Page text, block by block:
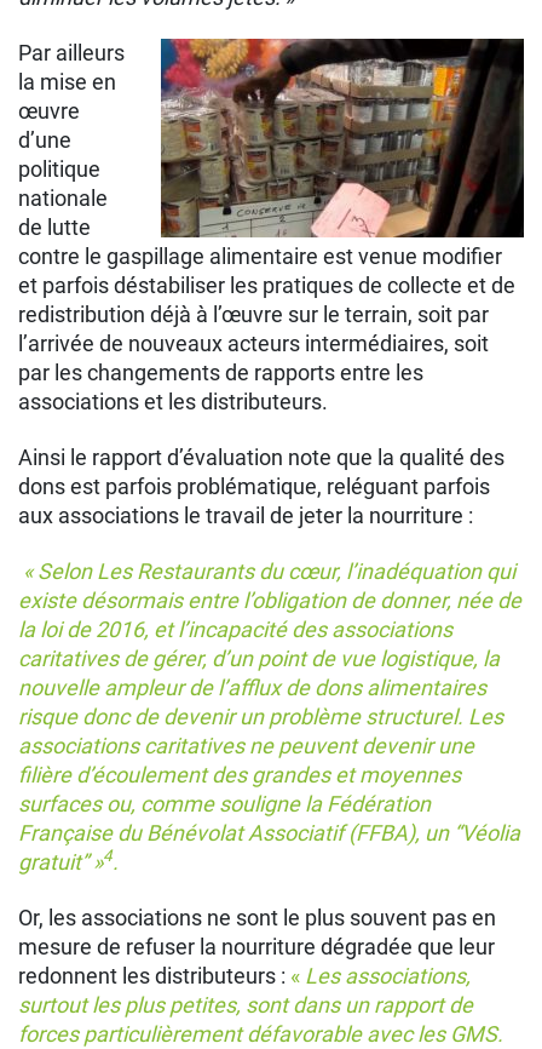
Par ailleurs
la mise en
œuvre
d’une
politique
nationale
de lutte
contre le gaspillage alimentaire est venue modiﬁer
et parfois déstabiliser les pratiques de collecte et de
redistribution déjà à l’œuvre sur le terrain, soit par
l’arrivée de nouveaux acteurs intermédiaires, soit
par les changements de rapports entre les
associations et les distributeurs.
Ainsi le rapport d’évaluation note que la qualité des
dons est parfois problématique, reléguant parfois
aux associations le travail de jeter la nourriture :
« Selon Les Restaurants du cœur, l’inadéquation qui
existe désormais entre l’obligation de donner, née de
la loi de 2016, et l’incapacité des associations
caritatives de gérer, d’un point de vue logistique, la
nouvelle ampleur de l’afflux de dons alimentaires
risque donc de devenir un problème structurel. Les
associations caritatives ne peuvent devenir une
filière d’écoulement des grandes et moyennes
surfaces ou, comme souligne la Fédération
Française du Bénévolat Associatif (FFBA), un “Véolia
gratuit” »4.
Or, les associations ne sont le plus souvent pas en
mesure de refuser la nourriture dégradée que leur
redonnent les distributeurs : « Les associations,
surtout les plus petites, sont dans un rapport de
forces particulièrement défavorable avec les GMS.